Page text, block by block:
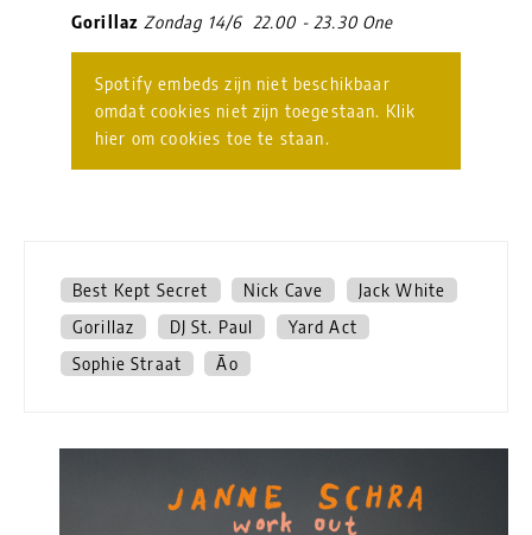
Gorillaz Zondag 14/6 22.00 - 23.30 One
Spotify embeds zijn niet beschikbaar
omdat cookies niet zijn toegestaan. Klik
hier om cookies toe te staan.
Best Kept Secret Nick Cave
Jack White
Gorillaz
DJ St. Paul
Yard Act
Sophie Straat
Ão